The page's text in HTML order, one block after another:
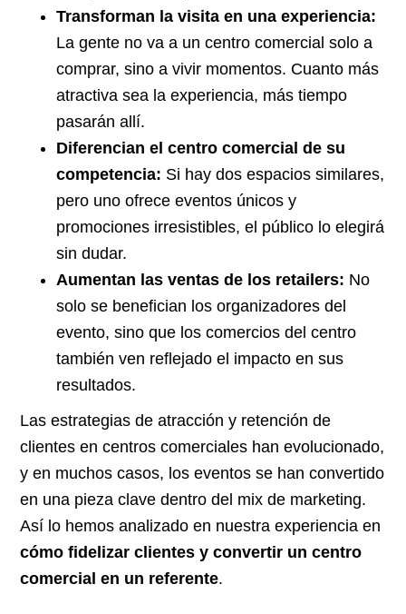
Transforman la visita en una experiencia:
La gente no va a un centro comercial solo a
comprar, sino a vivir momentos. Cuanto más
atractiva sea la experiencia, más tiempo
pasarán allí.
Diferencian el centro comercial de su
competencia: Si hay dos espacios similares,
pero uno ofrece eventos únicos y
promociones irresistibles, el público lo elegirá
sin dudar.
Aumentan las ventas de los retailers: No
solo se benefician los organizadores del
evento, sino que los comercios del centro
también ven reflejado el impacto en sus
resultados.
Las estrategias de atracción y retención de
clientes en centros comerciales han evolucionado,
y en muchos casos, los eventos se han convertido
en una pieza clave dentro del mix de marketing.
Así lo hemos analizado en nuestra experiencia en
cómo fidelizar clientes y convertir un centro
comercial en un referente.